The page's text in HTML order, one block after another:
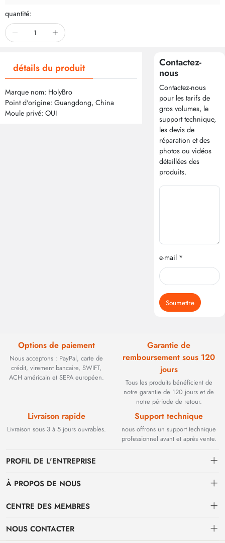
quantité:
détails du produit
Marque nom: HolyBro
Point d'origine: Guangdong, China
Moule privé: OUI
Contactez-
nous
Contactez-nous
pour les tarifs de
gros volumes, le
support technique,
les devis de
réparation et des
photos ou vidéos
détaillées des
produits.
e-mail *
Soumettre
Options de paiement
Nous acceptons : PayPal, carte de
crédit, virement bancaire, SWIFT,
ACH américain et SEPA européen.
Garantie de
remboursement sous 120
jours
Tous les produits bénéficient de
notre garantie de 120 jours et de
notre période de retour.
Livraison rapide
Livraison sous 3 à 5 jours ouvrables.
Support technique
nous offrons un support technique
professionnel avant et après vente.
PROFIL DE L'ENTREPRISE
Fondée en 2002, BEYOND TECHNOLOGY INTERNATIONAL LIMITED
performance. Face à l'évolution des réseaux industriels, nous avons
À PROPOS DE NOUS
Contact
Conditions de paiement et de facturation
CENTRE DES MEMBRES
centre personnel
NOUS CONTACTER